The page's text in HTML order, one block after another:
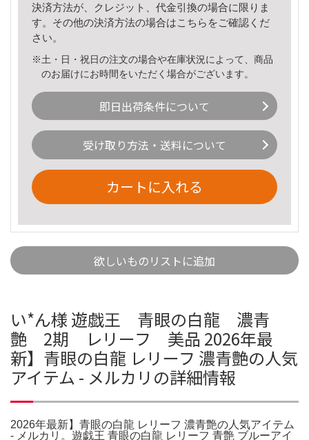
決済方法が、クレジット、代金引換の場合に限りま
す。その他の決済方法の場合はこちら をご確認くだ
さい。
※土・日・祝日の注文の場合や在庫状況によって、商品
のお届けにお時間をいただく場合がございます。
即日出荷条件について
受け取り方法・送料について
カートに入れる
欲しいものリストに追加
い*ん様 遊戯王 青眼の白龍 濃青
艶 2期 レリーフ 美品 2026年最
新】青眼の白龍 レリーフ 濃青艶の人気
アイテム - メルカリの詳細情報
2026年最新】青眼の白龍 レリーフ 濃青艶の人気アイテム
- メルカリ。遊戯王 青眼の白龍 レリーフ 青艶 ブルーアイ